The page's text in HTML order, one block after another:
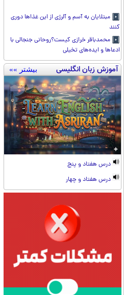
مبتلایان به آسم و آلرژی از این غذا‌ها دوری
کنند
محمدباقر خرازی کیست؟روحانی جنجالی با
ادعاها و ایده‌های تخیلی
آموزش زبان انگلیسی بیشتر »»
درس هفتاد و پنج
درس هفتاد و چهار